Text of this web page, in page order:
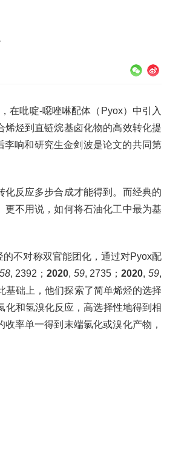
在吡啶-噁唑啉配体（Pyox）中引入
烃到直链烷基卤化物的高效转化提
响和研究生金剑波是论文的共同第
反应多步合成才能得到。而经典的
不用说，如何将石油化工中最为基
不对称双官能团化，通过对Pyox配
58, 2392；2020, 59, 2735；2020,59,
基础上，他们探索了简单烯烃的选择
和氢溴化反应，高选择性地得到相
率单一得到末端氯化或溴化产物，